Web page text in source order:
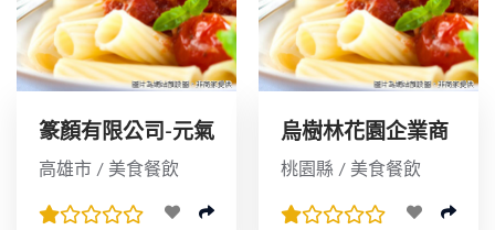
篆顏有限公司-元氣
卡路里健康餐
高雄市 / 美食餐飲
烏樹林花園企業商
行
桃園縣 / 美食餐飲